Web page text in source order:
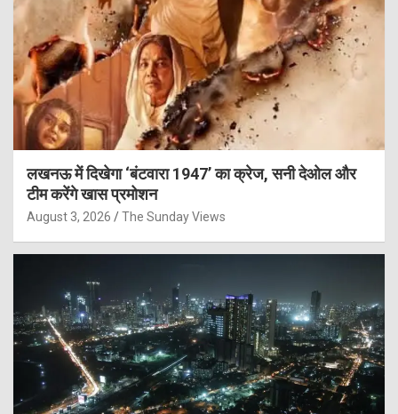
लखनऊ में दिखेगा ‘बंटवारा 1947’ का क्रेज, सनी देओल और
टीम करेंगे खास प्रमोशन
August 3, 2026 The Sunday Views